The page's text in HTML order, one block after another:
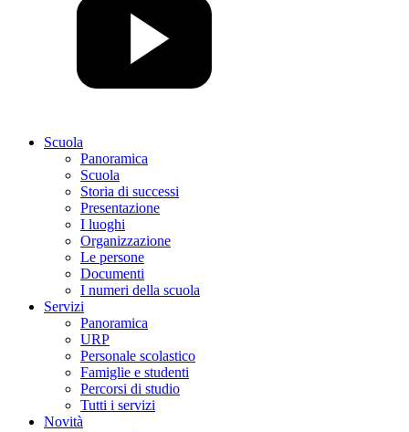
Scuola
Panoramica
Scuola
Storia di successi
Presentazione
I luoghi
Organizzazione
Le persone
Documenti
I numeri della scuola
Servizi
Panoramica
URP
Personale scolastico
Famiglie e studenti
Percorsi di studio
Tutti i servizi
Novità